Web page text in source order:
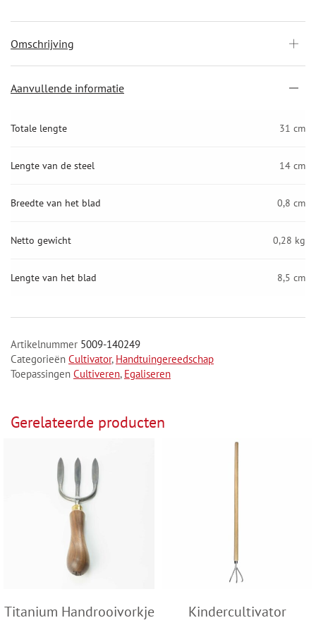
Omschrijving
Aanvullende informatie
Totale lengte 31 cm
Lengte van de steel 14 cm
Breedte van het blad 0,8 cm
Netto gewicht 0,28 kg
Lengte van het blad 8,5 cm
Artikelnummer 5009-140249
Categorieën Cultivator, Handtuingereedschap
Toepassingen Cultiveren, Egaliseren
Gerelateerde producten
Titanium Handrooivorkje Kindercultivator